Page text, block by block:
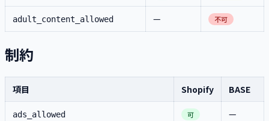
adult_content_allowed — 不可
制約
項目 Shopify BASE
ads_allowed 可 —